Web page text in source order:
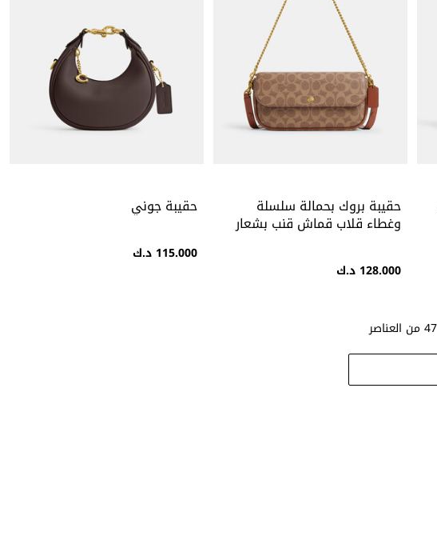
حقيبة بروك بحمالة سلسلة
وغطاء قلاب قماش قنب بشعار
128.000 د.ك
حقيبة جوني
115.000 د.ك